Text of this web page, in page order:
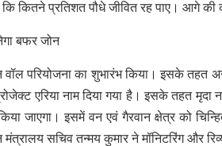
कितने प्रतिशत पौधे जीवित रह पाए। आगे की
बफर जोन
परियोजना का शुभारंभ किया। इसके तहत
एरिया नाम दिया गया है। इसके तहत मृदा
जाएगा। इसमें वन एवं गैरवान क्षेत्र को
मंत्रालय सचिव तन्मय कुमार ने मॉनिटरिंग और